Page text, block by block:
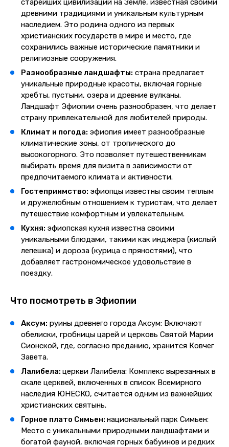
старейших цивилизаций на Земле, известная своими
древними традициями и уникальным культурным
наследием. Это родина одного из первых
христианских государств в мире и место, где
сохранились важные исторические памятники и
религиозные сооружения.
Разнообразные ландшафты: страна предлагает
уникальные природные красоты, включая горные
хребты, пустыни, озера и древние вулканы.
Ландшафт Эфиопии очень разнообразен, что делает
страну привлекательной для любителей природы.
Климат и погода: эфиопия имеет разнообразные
климатические зоны, от тропического до
высокогорного. Это позволяет путешественникам
выбирать время для визита в зависимости от
предпочитаемого климата и активности.
Гостеприимство: эфиопцы известны своим теплым
и дружелюбным отношением к туристам, что делает
путешествие комфортным и увлекательным.
Кухня: эфиопская кухня известна своими
уникальными блюдами, такими как инджера (кислый
лепешка) и дороза (курица с пряностями), что
добавляет гастрономическое удовольствие в
поездку.
Что посмотреть в Эфиопии
Аксум: руины древнего города Аксум: Включают
обелиски, гробницы царей и церковь Святой Марии
Сионской, где, согласно преданию, хранится Ковчег
Завета.
Лалибела: церкви Лалибела: Комплекс вырезанных в
скале церквей, включенных в список Всемирного
наследия ЮНЕСКО, считается одним из важнейших
христианских святынь.
Горное плато Симьен: национальный парк Симьен:
Место с уникальными природными ландшафтами и
богатой фауной, включая горных бабуинов и редких